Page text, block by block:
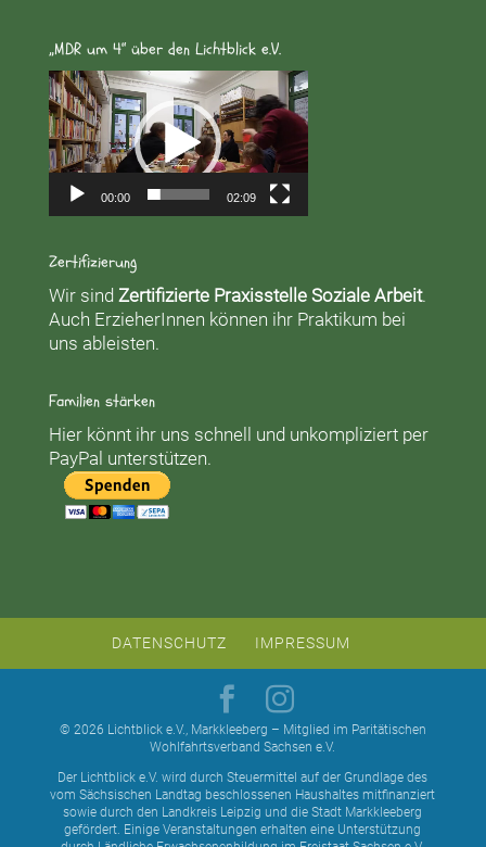
„MDR um 4“ über den Lichtblick e.V.
Video-
Player
00:00 02:09
Zertifizierung
Wir sind Zertifizierte Praxisstelle Soziale Arbeit.
Auch ErzieherInnen können ihr Praktikum bei
uns ableisten.
Familien stärken
Hier könnt ihr uns schnell und unkompliziert per
PayPal unterstützen.
DATENSCHUTZ IMPRESSUM
© 2026 Lichtblick e.V., Markkleeberg – Mitglied im Paritätischen
Wohlfahrtsverband Sachsen e.V.
Der Lichtblick e.V. wird durch Steuermittel auf der Grundlage des
vom Sächsischen Landtag beschlossenen Haushaltes mitfinanziert
sowie durch den Landkreis Leipzig und die Stadt Markkleeberg
gefördert. Einige Veranstaltungen erhalten eine Unterstützung